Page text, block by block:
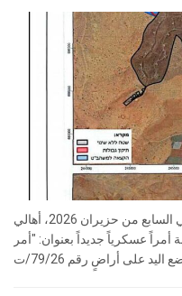
سلّمت سلطات الاحتلال الإسرائيلي، في السابع من حزيران 2026، أهالي
عسكرياً جديداً بعنوان: "أمر